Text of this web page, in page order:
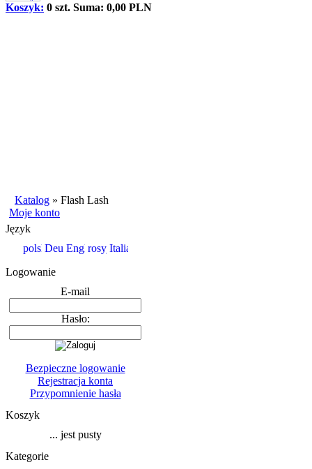
Koszyk: 0 szt. Suma: 0,00 PLN
Katalog » Flash Lash
Moje konto
Język
Logowanie
E-mail
Hasło:
Bezpieczne logowanie
Rejestracja konta
Przypomnienie hasła
Koszyk
... jest pusty
Kategorie